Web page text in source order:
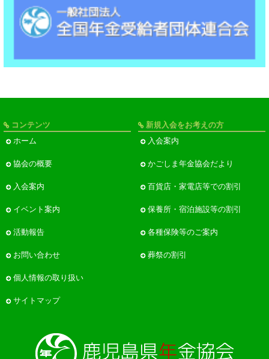
コンテンツ
ホーム
協会の概要
入会案内
イベント案内
活動報告
お問い合わせ
個人情報の取り扱い
サイトマップ
新規入会をお考えの方
入会案内
かごしま年金協会だより
百貨店・家電店等での割引
保養所・宿泊施設等の割引
各種保険等のご案内
葬祭の割引